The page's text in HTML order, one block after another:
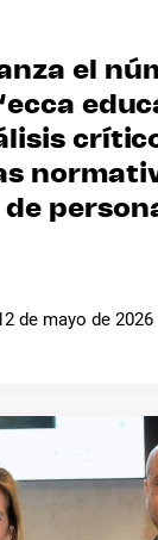
el
de mayo de 2026